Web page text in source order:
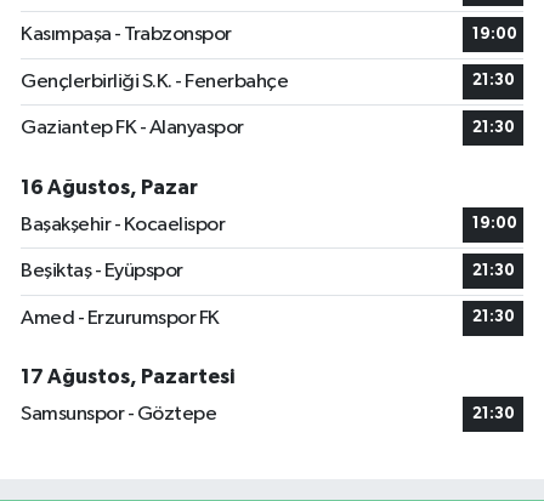
Kasımpaşa - Trabzonspor 19:00
Gençlerbirliği S.K. - Fenerbahçe 21:30
Gaziantep FK - Alanyaspor 21:30
16 Ağustos, Pazar
Başakşehir - Kocaelispor
19:00
Beşiktaş - Eyüpspor 21:30
Amed - Erzurumspor FK 21:30
17 Ağustos, Pazartesi
Samsunspor - Göztepe
21:30